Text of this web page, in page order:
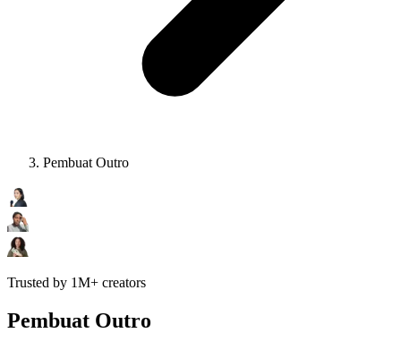
Pembuat Outro
Trusted by 1M+ creators
Pembuat Outro